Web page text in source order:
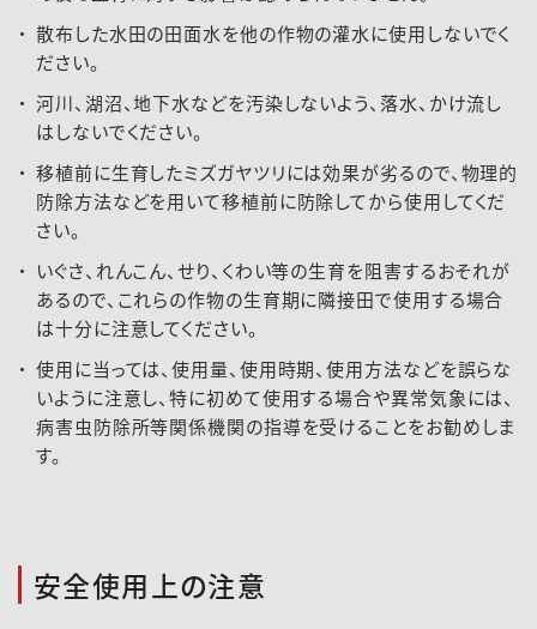
散布した水田の田面水を他の作物の灌水に使用しないでく
ださい。
河川、湖沼、地下水などを汚染しないよう、落水、かけ流し
はしないでください。
移植前に生育したミズガヤツリには効果が劣るので、物理的
防除方法などを用いて移植前に防除してから使用してくだ
さい。
いぐさ、れんこん、せり、くわい等の生育を阻害するおそれが
あるので、これらの作物の生育期に隣接田で使用する場合
は十分に注意してください。
使用に当っては、使用量、使用時期、使用方法などを誤らな
いように注意し、特に初めて使用する場合や異常気象には、
病害虫防除所等関係機関の指導を受けることをお勧めしま
す。
安全使用上の注意